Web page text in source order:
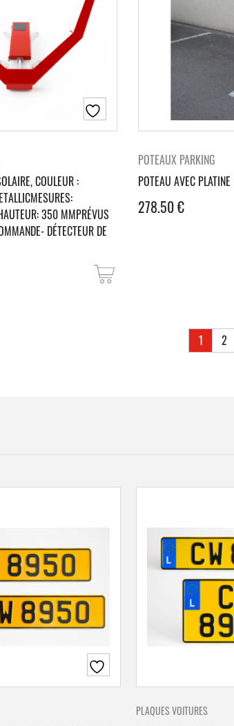
COULEUR :
350 MMPRÉVUS
DÉTECTEUR DE
POTEAUX PARKING
POTEAU AVEC
278.50€
1 2
PLAQUES VOITURES